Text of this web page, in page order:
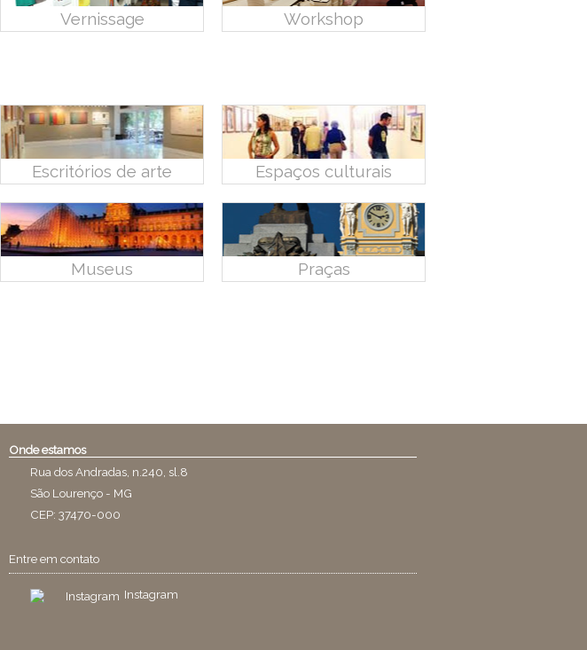
Vernissage Workshop
Escritórios de arte Espaços culturais
Museus Praças
Onde estamos
Rua dos Andradas, n.240, sl.8
São Lourenço - MG
CEP: 37470-000
Entre em contato
Instagram